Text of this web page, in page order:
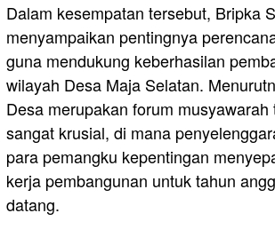
Dalam kesempatan tersebut, Bripka
menyampaikan pentingnya
guna mendukung keberhasilan
wilayah Desa Maja Selatan.
Desa merupakan forum musyawarah
sangat krusial, di mana
para pemangku kepentingan
kerja pembangunan untuk tahun
datang.